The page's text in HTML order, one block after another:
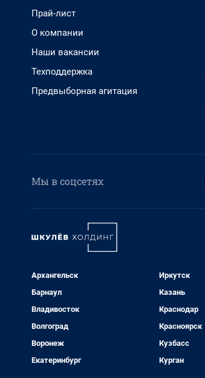
Прай-лист
О компании
Наши вакансии
Техподдержка
Предвыборная агитация
Мы в соцсетях
Архангельск
Барнаул
Владивосток
Волгоград
Воронеж
Екатеринбург
Иркутск
Казань
Краснодар
Красноярск
Кузбасс
Курган